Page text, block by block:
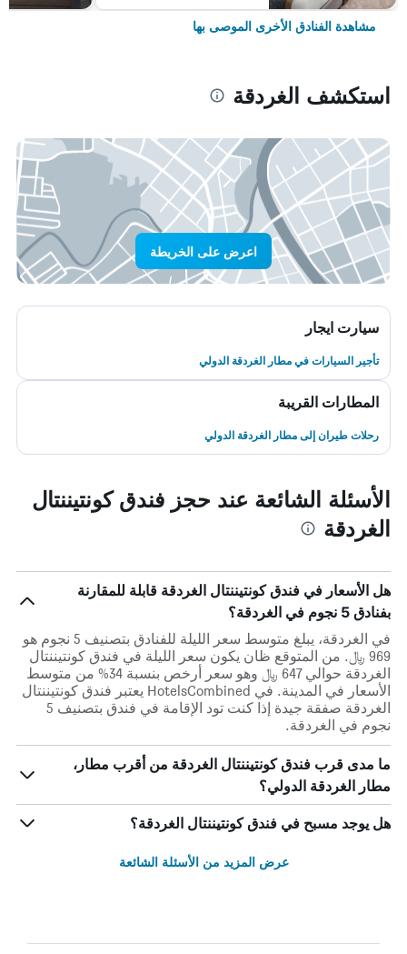
مشاهدة الفنادق الأخرى الموصى بها
استكشف الغردقة
اعرض على الخريطة
سيارت ايجار
تأجير السيارات في مطار الغردقة الدولي
المطارات القريبة
رحلات طيران إلى مطار الغردقة الدولي
الأسئلة الشائعة عند حجز فندق كونتيننتال
الغردقة
هل الأسعار في فندق كونتيننتال الغردقة قابلة للمقارنة
بفنادق 5 نجوم في الغردقة؟
في الغردقة، يبلغ متوسط ​​سعر الليلة للفنادق بتصنيف 5 نجوم هو
969 ﷼. من المتوقع ظان يكون سعر الليلة في فندق كونتيننتال
الغردقة حوالي 647 ﷼ وهو سعر أرخص بنسبة 34% من متوسط
الأسعار في المدينة. في HotelsCombined يعتبر فندق كونتيننتال
الغردقة صفقة جيدة إذا كنت تود الإقامة في فندق بتصنيف 5
نجوم في الغردقة.
ما مدى قرب فندق كونتيننتال الغردقة من أقرب مطار،
مطار الغردقة الدولي؟
هل يوجد مسبح في فندق كونتيننتال الغردقة؟
عرض المزيد من الأسئلة الشائعة